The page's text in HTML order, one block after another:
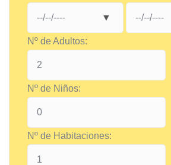
Nº de Adultos:
Nº de Niños:
Nº de Habitaciones: